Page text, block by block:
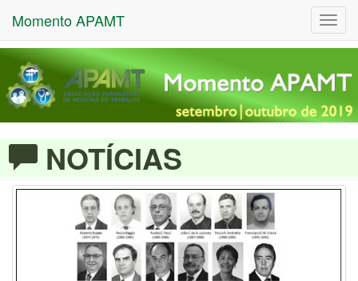
Momento APAMT
NOTÍCIAS